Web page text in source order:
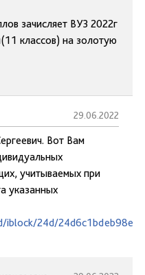
зачисляет ВУЗ 2022г
классов) на золотую
29.06.2022
Вот Вам
учитываемых при
указанных
iblock/24d/